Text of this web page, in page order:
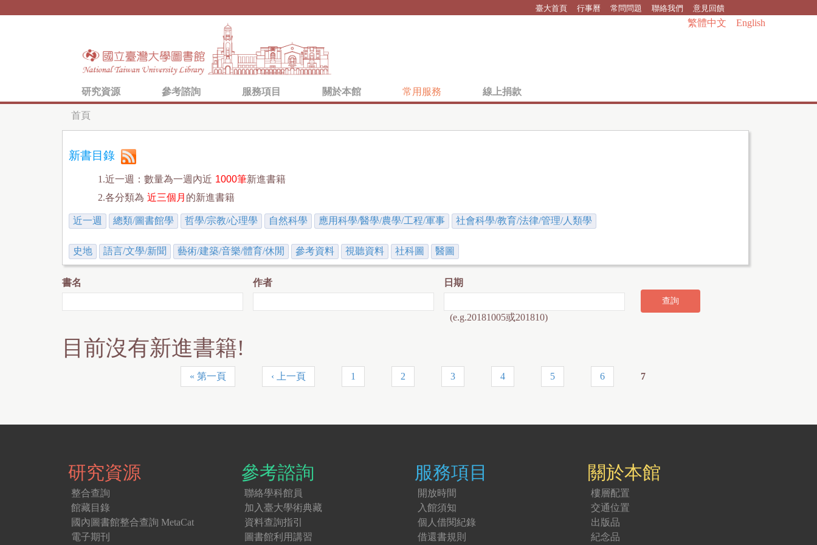
臺大首頁 行事曆 常問問題 聯絡我們 意見回饋
繁體中文 English
研究資源 參考諮詢 服務項目 關於本館 常用服務 線上捐款
您
在
首頁
新書目錄
1.近一週：數量為一週內近 1000筆新進書籍
2.各分類為 近三個月 的新進書籍
近一週 總類/圖書館學 哲學/宗教/心理學 自然科學 應用科學/醫學/農學/工程/軍事 社會科學/教育/法律/管理/人類學
史地 語言/文學/新聞 藝術/建築/音樂/體育/休閒 參考資料 視聽資料 社科圖 醫圖
書名 作者 日期
(e.g.20181005或201810)
目前沒有新進書籍!
« 第一頁 ‹ 上一頁 1 2 3 4 5 6 7
研究資源
整合查詢
館藏目錄
國內圖書館整合查詢 MetaCat
電子期刊
參考諮詢
聯絡學科館員
加入臺大學術典藏
資料查詢指引
圖書館利用講習
服務項目
開放時間
入館須知
個人借閱紀錄
借還書規則
關於本館
樓層配置
交通位置
出版品
紀念品